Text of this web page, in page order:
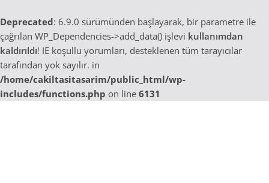
Deprecated: 6.9.0 sürümünden başlayarak, bir parametre ile
çağrılan WP_Dependencies->add_data() işlevi kullanımdan
kaldırıldı! IE koşullu yorumları, desteklenen tüm tarayıcılar
tarafından yok sayılır. in
/home/cakiltasitasarim/public_html/wp-
includes/functions.php on line 6131